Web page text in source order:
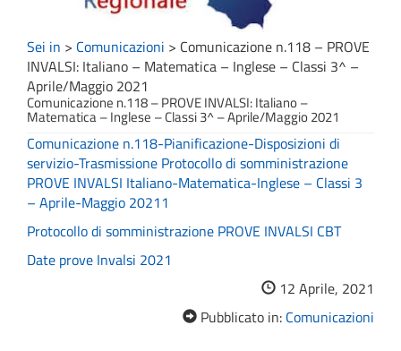
Sei in > Comunicazioni > Comunicazione n.118 – PROVE
INVALSI: Italiano – Matematica – Inglese – Classi 3^ –
Aprile/Maggio 2021
Comunicazione n.118 – PROVE INVALSI: Italiano –
Matematica – Inglese – Classi 3^ – Aprile/Maggio 2021
Comunicazione n.118-Pianificazione-Disposizioni di
servizio-Trasmissione Protocollo di somministrazione
PROVE INVALSI Italiano-Matematica-Inglese – Classi 3
– Aprile-Maggio 20211
Protocollo di somministrazione PROVE INVALSI CBT
Date prove Invalsi 2021
12 Aprile, 2021
Pubblicato in: Comunicazioni